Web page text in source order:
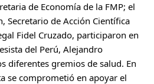
de Economía de la FMP; el
Secretario de Acción Científica
Fidel Cruzado, participaron en
del Perú, Alejandro
diferentes gremios de salud. En
se comprometió en apoyar el